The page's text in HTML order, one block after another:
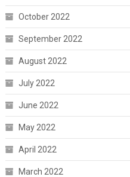
October 2022
September 2022
August 2022
July 2022
June 2022
May 2022
April 2022
March 2022